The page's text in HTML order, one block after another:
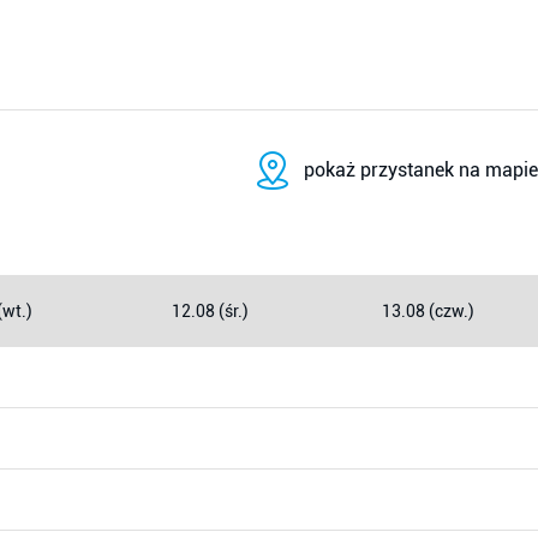
pokaż przystanek na mapie
12.08 (śr.) 13.08 (czw.)